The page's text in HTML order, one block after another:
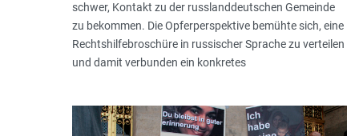
schwer, Kontakt zu der russlanddeutschen Gemeinde
zu bekommen. Die Opferperspektive bemühte sich, eine
Rechtshilfebroschüre in russischer Sprache zu verteilen
und damit verbunden ein konkretes